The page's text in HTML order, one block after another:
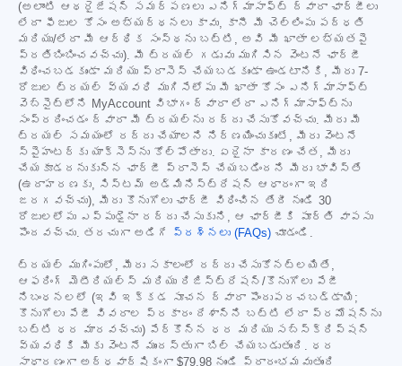
(అలాంటి ఆథరైజేషన్ సమర్పణలు ఎనిగ్మాసాఫ్ట్ ద్వారా ఛార్జీలు
లేదా ఫీజుల కోసం అభ్యర్థనలు కావు, కానీ మీ చెల్లింపు పద్ధతి
మరియు/లేదా మీ ఆర్థిక సంస్థను బట్టి, అవి మీ ఖాతా లభ్యతపై
ప్రతిబింబించవచ్చు). మీ ట్రయల్ గడువు ముగిసిన వెంటనే ఛార్జీ
విధించబడకుండా మరియు ప్రాసెస్ చేయబడకుండా ఉండటానికి, మీరు 7-
రోజుల ట్రయల్ వ్యవధి ముగిసేలోపు మీ ఖాతా కోసం ఎనిగ్మాసాఫ్ట్
వెబ్‌సైట్‌లోని MyAccount విభాగం ద్వారా లేదా ఎనిగ్మాసాఫ్ట్‌ను
సంప్రదించడం ద్వారా మీ ట్రయల్‌ను రద్దు చేసుకోవచ్చు. మీరు మీ
ట్రయల్ సమయంలో రద్దు చేయాలని నిర్ణయించుకుంటే, మీరు వెంటనే
స్పైహంటర్‌కు యాక్సెస్‌ను కోల్పోతారు. ఏదైనా కారణం చేత, మీరు
చేయకూడదనుకున్న ఛార్జీ ప్రాసెస్ చేయబడిందని మీరు భావిస్తే
(ఉదాహరణకు, సిస్టమ్ అడ్మినిస్ట్రేషన్ ఆధారంగా ఇది
జరగవచ్చు), మీరు కొనుగోలు ఛార్జీ విధించిన తేదీ నుండి 30
రోజులలోపు ఎప్పుడైనా రద్దు చేసుకుని, ఆ ఛార్జీకి పూర్తి వాపసు
పొందవచ్చు. తరచుగా అడిగే
ప్రశ్నలు (FAQs) చూడండి.
ట్రయల్ ముగింపులో, మీరు సకాలంలో రద్దు చేసుకోనట్లయితే,
ఆఫరింగ్ మెటీరియల్స్ మరియు రిజిస్ట్రేషన్/కొనుగోలు పేజీ
నిబంధనలలో (ఇవి ఇక్కడ సూచన ద్వారా పొందుపరచబడ్డాయి;
కొనుగోలు పేజీ వివరాల ప్రకారం దేశాన్ని బట్టి లేదా ప్రమోషన్‌ను
బట్టి ధర మారవచ్చు) పేర్కొన్న ధర మరియు సబ్‌స్క్రిప్షన్
వ్యవధికి మీకు వెంటనే ముందస్తుగా బిల్ చేయబడుతుంది. ధర
సాధారణంగా అర్ధవార్షికంగా $79.98 నుండి ప్రారంభమవుతుంది